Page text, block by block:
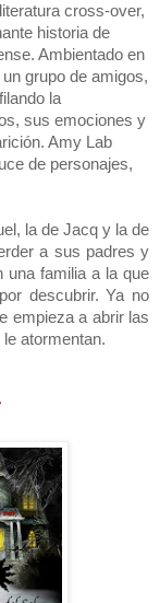
cross-over,
historia de
Ambientado en
grupo de amigos,
la
sus emociones y
Amy Lab
de personajes,
la de Jacq y la de
a sus padres y
una familia a la que
descubrir. Ya no
empieza a abrir las
atormentan.